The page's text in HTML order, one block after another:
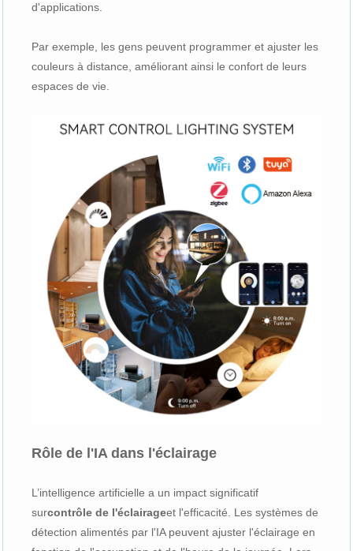
d'applications.
Par exemple, les gens peuvent programmer et ajuster les
couleurs à distance, améliorant ainsi le confort de leurs
espaces de vie.
Rôle de l'IA dans l'éclairage
L’intelligence artificielle a un impact significatif
surcontrôle de l'éclairageet l'efficacité. Les systèmes de
détection alimentés par l'IA peuvent ajuster l'éclairage en